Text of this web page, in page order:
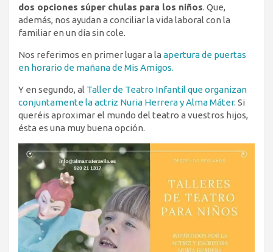
dos opciones súper chulas para los niños. Que,
además, nos ayudan a conciliar la vida laboral con la
familiar en un día sin cole.
Nos referimos en primer lugar a la apertura de puertas
en horario de mañana de Mis Amigos.
Y en segundo, al Taller de Teatro Infantil que organizan
conjuntamente la actriz Nuria Herrera y Alma Máter. Si
queréis aproximar el mundo del teatro a vuestros hijos,
ésta es una muy buena opción.